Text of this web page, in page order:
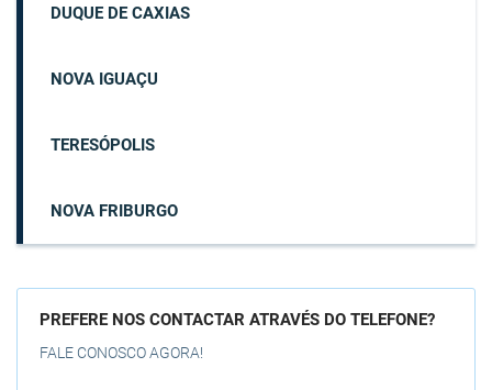
DUQUE DE CAXIAS
NOVA IGUAÇU
TERESÓPOLIS
NOVA FRIBURGO
PREFERE NOS CONTACTAR ATRAVÉS DO TELEFONE?
FALE CONOSCO AGORA!